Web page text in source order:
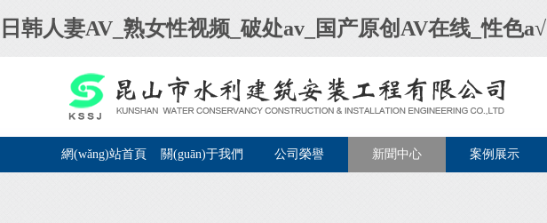
日韩人妻AV_熟女性视频_破处av_国产原创AV在线_性色a√
網(wǎng)站首頁 關(guān)于我們 公司榮譽 新聞中心 案例展示